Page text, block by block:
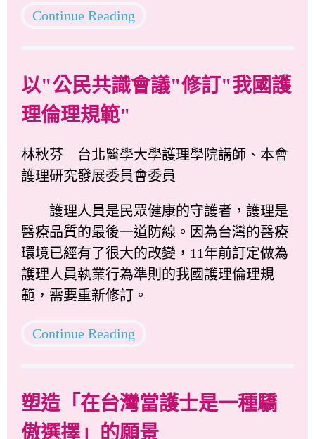
Continue Reading
以"公民共識會議"修訂"我國護
理倫理規範"
林秋芬 台北醫學大學護理學院講師、本會
護理研究發展委員會委員
護理人員是民眾健康的守護者，護理是
醫療品質的最後一道防線。因為台灣的醫療
環境已經有了很大的改變，11年前訂定做為
護理人員執業行為準則的我國護理倫理規
範，需要重新修訂。
Continue Reading
塑造「在台灣當護士是一種驕
傲選擇」的願景